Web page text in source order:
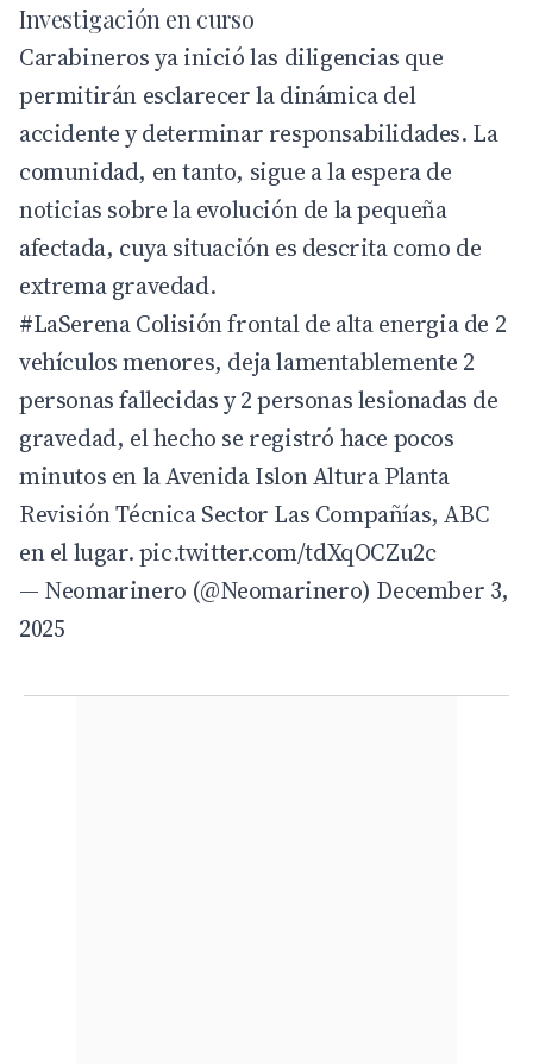
Investigación en curso
Carabineros ya inició las diligencias que
permitirán esclarecer la dinámica del
accidente y determinar responsabilidades. La
comunidad, en tanto, sigue a la espera de
noticias sobre la evolución de la pequeña
afectada, cuya situación es descrita como de
extrema gravedad.
#LaSerenaColisión frontal de alta energia de 2
vehículos menores, deja lamentablemente 2
personas fallecidas y 2 personas lesionadas de
gravedad, el hecho se registró hace pocos
minutos en la Avenida Islon Altura Planta
Revisión Técnica Sector Las Compañías, ABC
en el lugar.pic.twitter.com/tdXqOCZu2c
— Neomarinero (@Neomarinero) December 3,
2025